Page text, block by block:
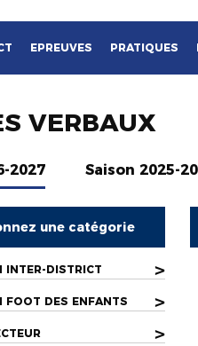
EPREUVES PRATIQUES
VERBAUX
2027 Saison 2025-
une catégorie
INTER-DISTRICT >
FOOT DES ENFANTS >
>